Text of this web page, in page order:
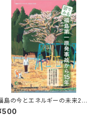
島の今とエネルギーの未来202
図でみる 福島第一原発事故